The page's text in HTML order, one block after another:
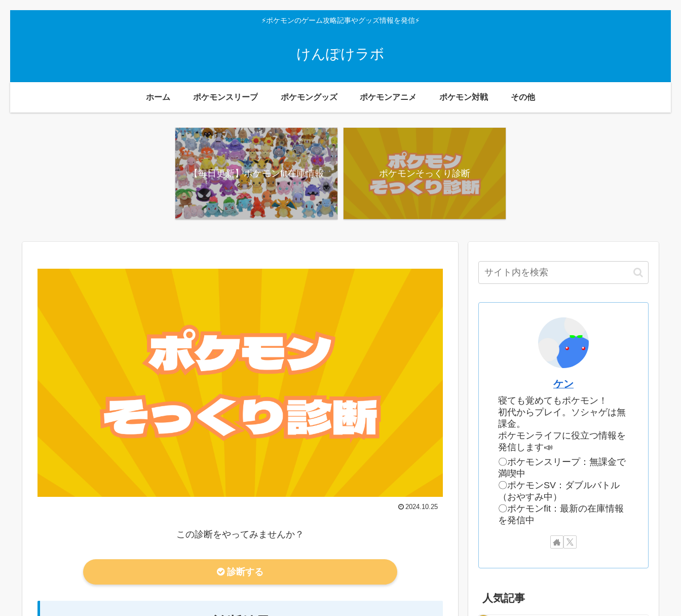
⚡ポケモンのゲーム攻略記事やグッズ情報を発信⚡
けんぽけラボ
ホーム ポケモンスリープ ポケモングッズ ポケモンアニメ ポケモン対戦 その他
【毎日更新】ポケモンfit在庫情報 ポケモンそっくり診断
2024.10.25
この診断をやってみませんか？
診断する
ケン
寝ても覚めてもポケモン！
初代からプレイ。ソシャゲは無
課金。
ポケモンライフに役立つ情報を
発信します📣
〇ポケモンスリープ：無課金で
満喫中
〇ポケモンSV：ダブルバトル
（おやすみ中）
〇ポケモンfit：最新の在庫情報
を発信中
人気記事